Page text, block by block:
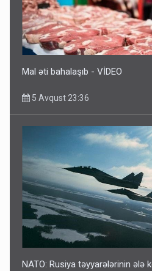
FOTOLAR
5 Avqust 10:58
Mal əti bahalaşıb - VİDEO
5 Avqust 23:36
NATO: Rusiya təyyarələrinin ələ